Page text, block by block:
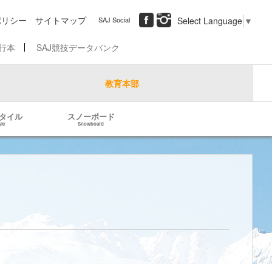
シー サイトマップ SAJ Social Select Language ▼
本 SAJ競技データバンク
教育本部
イル スノーボード
Snowboard